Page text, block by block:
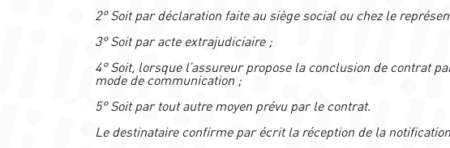
2° Soit par déclaration faite au siège social ou chez le
3° Soit par acte extrajudiciaire ;
4° Soit, lorsque l’assureur propose la conclusion de contrat
mode de communication ;
5° Soit par tout autre moyen prévu par le contrat.
Le destinataire confirme par écrit la réception de la notification